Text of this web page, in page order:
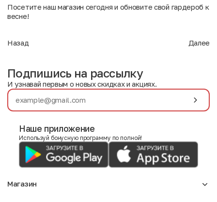
Посетите наш магазин сегодня и обновите свой гардероб к
весне!
Назад Далее
Подпишись на рассылку
И узнавай первым о новых скидках и акциях.
Наше приложение
Используй бонусную программу по полной!
Магазин